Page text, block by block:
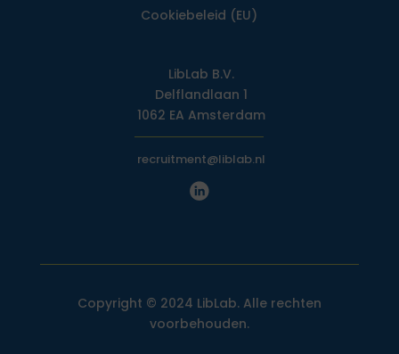
Cookiebeleid (EU)
LibLab B.V.
Delflandlaan 1
1062 EA Amsterdam
recruitment@liblab.nl
Copyright © 2024 LibLab. Alle rechten
voorbehouden.